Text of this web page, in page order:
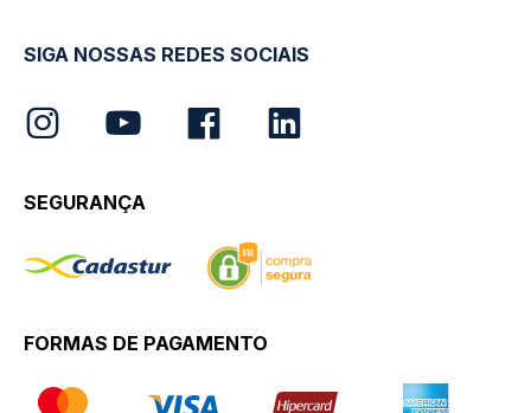
SIGA NOSSAS REDES SOCIAIS
SEGURANÇA
FORMAS DE PAGAMENTO